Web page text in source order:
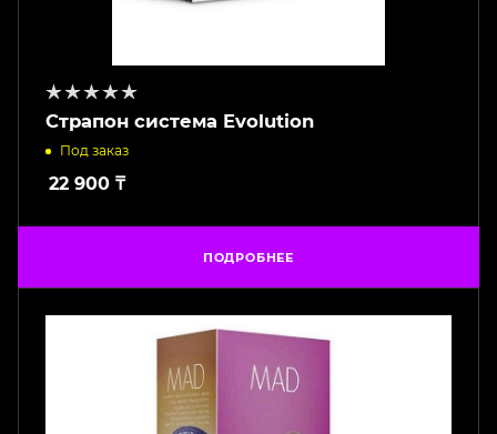
Страпон система Evolution
Под заказ
22 900 ₸
ПОДРОБНЕЕ